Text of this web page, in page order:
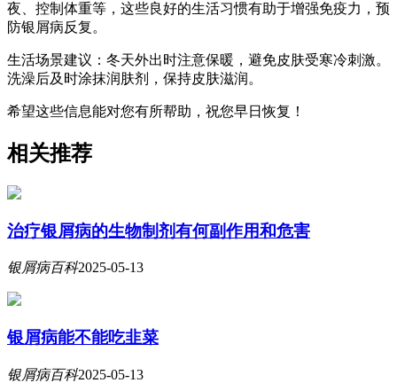
夜、控制体重等，这些良好的生活习惯有助于增强免疫力，预
防银屑病反复。
生活场景建议：冬天外出时注意保暖，避免皮肤受寒冷刺激。
洗澡后及时涂抹润肤剂，保持皮肤滋润。
希望这些信息能对您有所帮助，祝您早日恢复！
相关推荐
治疗银屑病的生物制剂有何副作用和危害
银屑病百科2025-05-13
银屑病能不能吃韭菜
银屑病百科2025-05-13